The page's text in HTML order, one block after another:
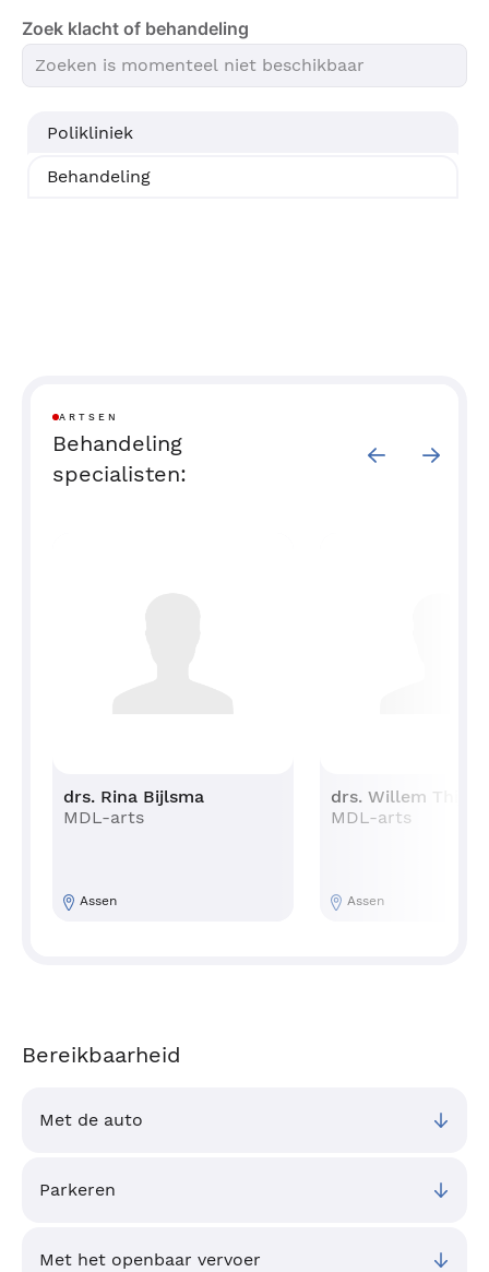
Zoek klacht of behandeling
Polikliniek
Behandeling
ARTSEN
Behandeling
specialisten:
drs. Rina Bijlsma
MDL-arts
Assen
drs. Willem Thijs
MDL-arts
Assen
Bereikbaarheid
Met de auto
Parkeren
Met het openbaar vervoer